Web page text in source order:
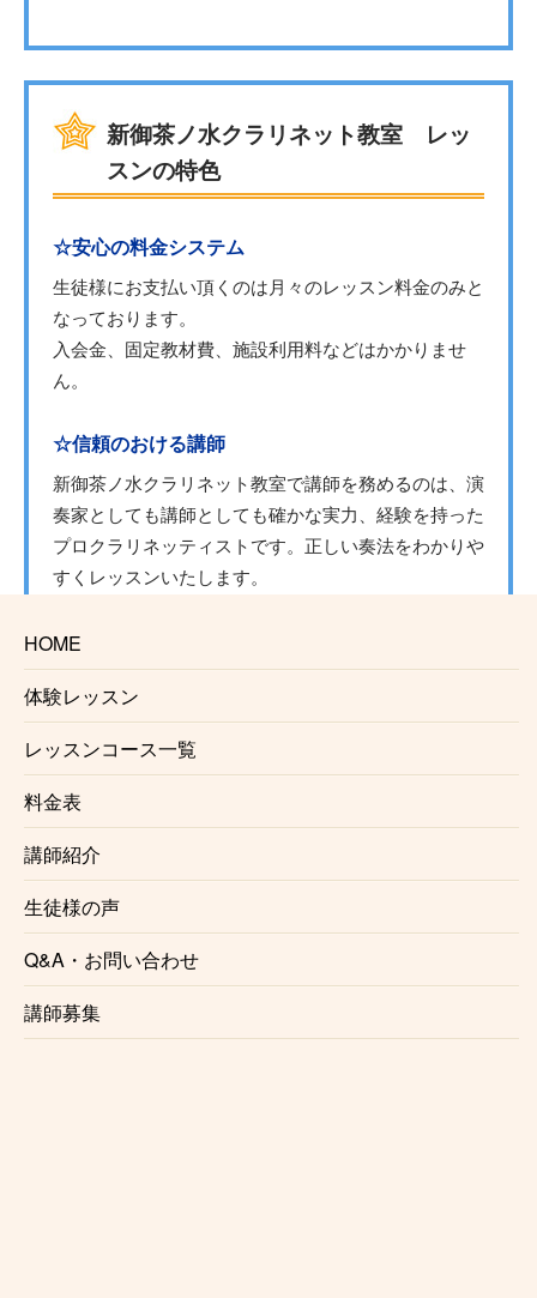
HOME
体験レッスン
レッスンコース一覧
料金表
講師紹介
生徒様の声
Q&A・お問い合わせ
講師募集
新御茶ノ水クラリネット教室 レッ
スンの特色
☆安心の料金システム
生徒様にお支払い頂くのは月々のレッスン料金のみと
なっております。
入会金、固定教材費、施設利用料などはかかりませ
ん。
☆信頼のおける講師
新御茶ノ水クラリネット教室で講師を務めるのは、演
奏家としても講師としても確かな実力、経験を持った
プロクラリネッティストです。正しい奏法をわかりや
すくレッスンいたします。
☆自由に選べるレッスン時間
要がないのでお仕事で忙しい方にも安心です。
仕事帰り、学校帰りに通う事も可能です。
☆初心者にも優しいレッスン内容
レッスンは個々のレベル、好みに合わせて行います。
レベルが高くてついていけないという事はございませ
んのでご安心ください。
☆プロを目指す方にもおすすめ
正しい奏法、表現力、読譜力、心構え、プロクラリネ
ッティストに必要な事はすべて新御茶ノ水クラリネッ